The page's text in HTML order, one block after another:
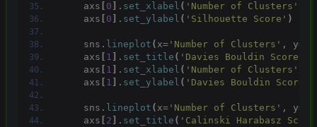
    axs
0 . set_xlabel ( 'Number of Clusters'
    axs
0 . set_ylabel ( 'Silhouette Score' )
    sns.
lineplot ( x= 'Number of Clusters' , y=
    axs
1 . set_title ( 'Davies Bouldin Score'
    axs
1 . set_xlabel ( 'Number of Clusters'
    axs
1 . set_ylabel ( 'Davies Bouldin Score'
    sns.
lineplot ( x= 'Number of Clusters' , y=
    axs
2 . set_title ( 'Calinski Harabasz